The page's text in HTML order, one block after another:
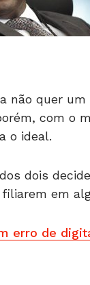
não quer
com o
o ideal.
dois
em
erro de